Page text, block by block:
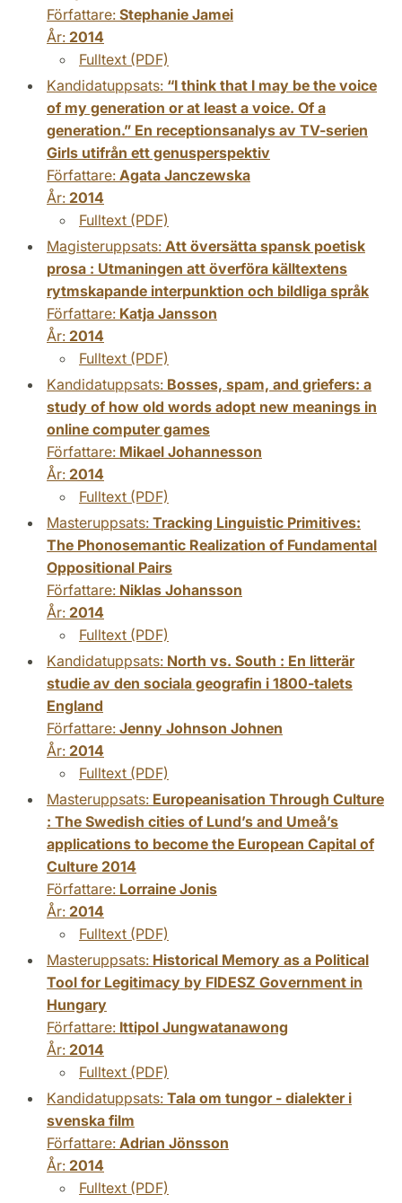
Författare: Stephanie Jamei
År: 2014
Fulltext (PDF)
Kandidatuppsats: “I think that I may be the voice
of my generation or at least a voice. Of a
generation.” En receptionsanalys av TV-serien
Girls utifrån ett genusperspektiv
Författare: Agata Janczewska
År: 2014
Fulltext (PDF)
Magisteruppsats: Att översätta spansk poetisk
prosa : Utmaningen att överföra källtextens
rytmskapande interpunktion och bildliga språk
Författare: Katja Jansson
År: 2014
Fulltext (PDF)
Kandidatuppsats: Bosses, spam, and griefers: a
study of how old words adopt new meanings in
online computer games
Författare: Mikael Johannesson
År: 2014
Fulltext (PDF)
Masteruppsats: Tracking Linguistic Primitives:
The Phonosemantic Realization of Fundamental
Oppositional Pairs
Författare: Niklas Johansson
År: 2014
Fulltext (PDF)
Kandidatuppsats: North vs. South : En litterär
studie av den sociala geografin i 1800-talets
England
Författare: Jenny Johnson Johnen
År: 2014
Fulltext (PDF)
Masteruppsats: Europeanisation Through Culture
: The Swedish cities of Lund’s and Umeå’s
applications to become the European Capital of
Culture 2014
Författare: Lorraine Jonis
År: 2014
Fulltext (PDF)
Masteruppsats: Historical Memory as a Political
Tool for Legitimacy by FIDESZ Government in
Hungary
Författare: Ittipol Jungwatanawong
År: 2014
Fulltext (PDF)
Kandidatuppsats: Tala om tungor - dialekter i
svenska film
Författare: Adrian Jönsson
År: 2014
Fulltext (PDF)